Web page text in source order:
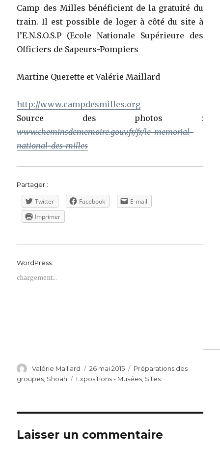
Camp des Milles bénéficient de la gratuité du
train. Il est possible de loger à côté du site à
l’E.N.S.O.S.P (Ecole Nationale Supérieure des
Officiers de Sapeurs-Pompiers
Martine Querette et Valérie Maillard
http://www.campdesmilles.org
Source des photos :
www.cheminsdememoire.gouv.fr/fr/le-memorial-
national-des-milles
Partager :
Twitter Facebook
E-mail
Imprimer
WordPress:
chargement…
Auteur
Valérie Maillard
Publié
le
26 mai 2015 Catégories
Préparations des
groupes Shoah Étiquettes
Expositions - Musées Sites
Laisser un commentaire